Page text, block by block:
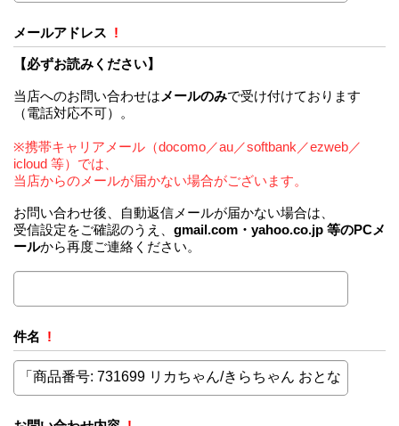
メールアドレス !
【必ずお読みください】
当店へのお問い合わせは メールのみで受け付けております
（電話対応不可）。
※携帯キャリアメール（docomo／au／softbank／ezweb／
icloud 等）では、
当店からのメールが届かない場合がございます。
お問い合わせ後、自動返信メールが届かない場合は、
受信設定をご確認のうえ、 gmail.com・yahoo.co.jp 等のPCメ
ールから再度ご連絡ください。
件名 !